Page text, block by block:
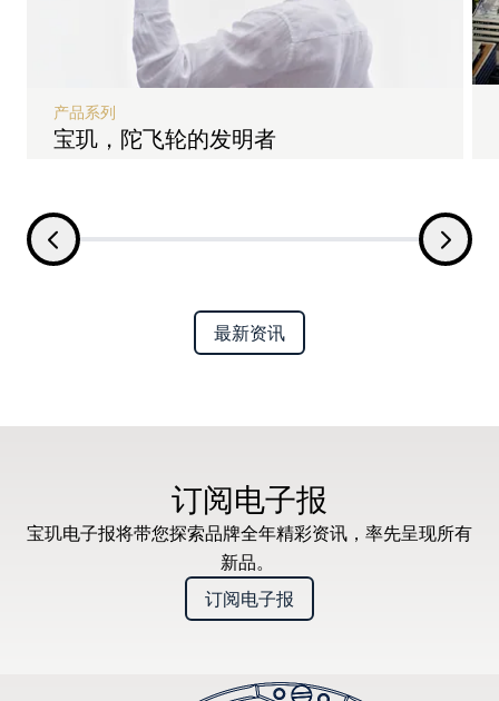
宝玑，陀飞轮的发明者
产品系列
最新资讯
订阅电子报
宝玑电子报将带您探索品牌全年精彩资讯，率先呈现所有
新品。
订阅电子报